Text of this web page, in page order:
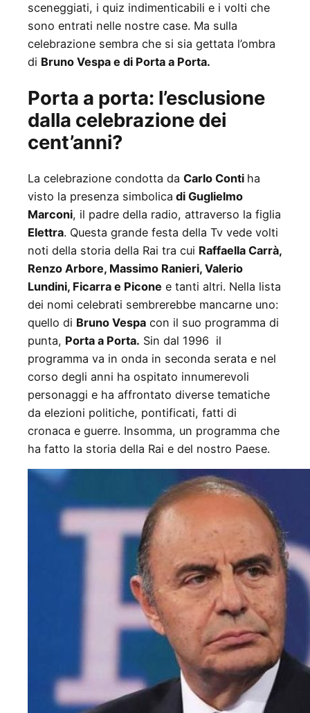
sceneggiati, i quiz indimenticabili e i volti che
sono entrati nelle nostre case. Ma sulla
celebrazione sembra che si sia gettata l’ombra
di Bruno Vespa e di Porta a Porta.
Porta a porta: l’esclusione
dalla celebrazione dei
cent’anni?
La celebrazione condotta da Carlo Conti ha
visto la presenza simbolica di Guglielmo
Marconi, il padre della radio, attraverso la figlia
Elettra. Questa grande festa della Tv vede volti
noti della storia della Rai tra cui Raffaella Carrà,
Renzo Arbore, Massimo Ranieri, Valerio
Lundini, Ficarra e Picone e tanti altri. Nella lista
dei nomi celebrati sembrerebbe mancarne uno:
quello di Bruno Vespa con il suo programma di
punta, Porta a Porta. Sin dal 1996 il
programma va in onda in seconda serata e nel
corso degli anni ha ospitato innumerevoli
personaggi e ha affrontato diverse tematiche
da elezioni politiche, pontificati, fatti di
cronaca e guerre. Insomma, un programma che
ha fatto la storia della Rai e del nostro Paese.